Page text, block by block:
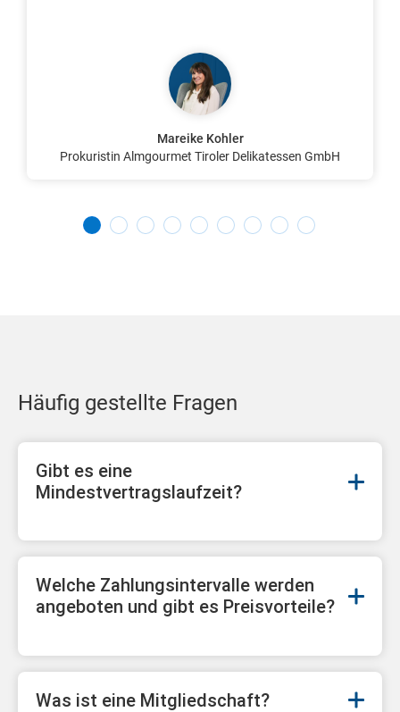
Mareike Kohler
Prokuristin Almgourmet Tiroler Delikatessen GmbH
Häufig gestellte Fragen
Gibt es eine
Mindestvertragslaufzeit?
Welche Zahlungsintervalle werden
angeboten und gibt es Preisvorteile?
Was ist eine Mitgliedschaft?